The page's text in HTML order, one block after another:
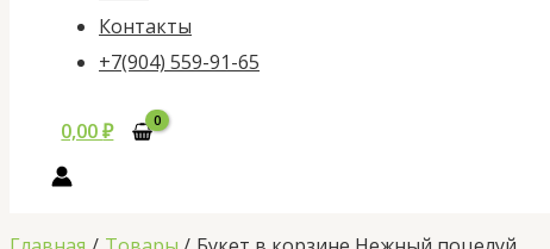
Контакты
+7(904) 559-91-65
0,00₽